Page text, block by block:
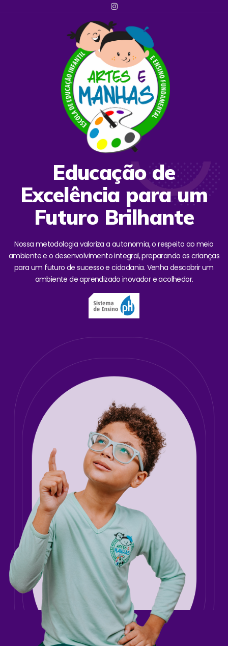
Educação de
Excelência para um
Futuro Brilhante
Nossa metodologia valoriza a autonomia, o respeito ao meio
ambiente e o desenvolvimento integral, preparando as crianças
para um futuro de sucesso e cidadania. Venha descobrir um
ambiente de aprendizado inovador e acolhedor.